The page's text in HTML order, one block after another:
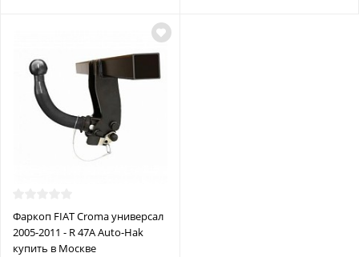
Фаркоп FIAT Croma универсал
2005-2011 - R 47A Auto-Hak
купить в Москве